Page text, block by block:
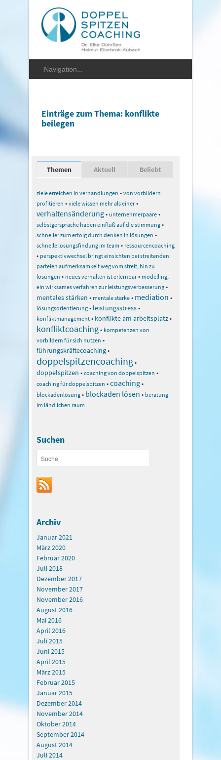
Einträge zum Thema: konflikte
beilegen
Themen Aktuell Beliebt
ziele erreichen in verhandlungen • von vorbildern
profitieren • viele wissen mehr als einer•
verhaltensänderung• unternehmerpaare •
selbstgerspräche haben einfluß auf die stimmung •
schneller zum erfolg durch denken in lösungen •
schnelle lösungsfindung im team • ressourcencoaching
• perspektivwechsel bringt einsichten bei streitenden
parteien aufmerksamkeit weg vom streit, hin zu
lösungen • neues verhalten ist erlernbar• modelling,
ein wirksames verfahren zur leistungsverbesserung •
mentales stärken • mentale stärke • mediation •
lösungsorientierung • leistungsstress•
konfliktmanagement • konflikte am arbeitsplatz•
konfliktcoaching• kompetenzen von
vorbildern für sich nutzen •
führungskräftecoaching•
doppelspitzencoaching•
doppelspitzen • coaching von doppelspitzen •
coaching für doppelspitzen •coaching•
blockadenlösung • blockaden lösen • beratung
im ländlichen raum
Suchen
Archiv
Januar 2021
März 2020
Februar 2020
Juli 2018
Dezember 2017
November 2017
November 2016
August 2016
Mai 2016
April 2016
Juli 2015
Juni 2015
April 2015
März 2015
Februar 2015
Januar 2015
Dezember 2014
November 2014
Oktober 2014
September 2014
August 2014
Juli 2014